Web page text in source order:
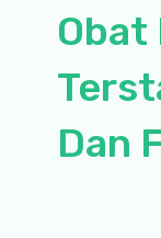
Obat
Dan